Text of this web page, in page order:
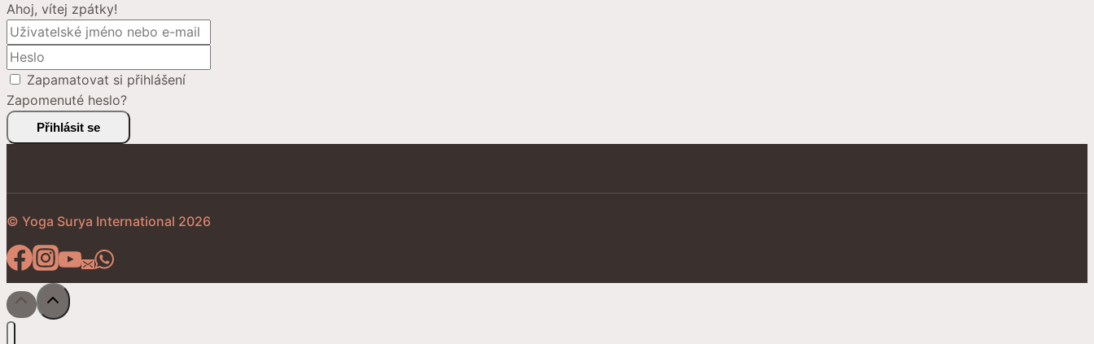
Ahoj, vítej zpátky!
Zapamatovat si přihlášení
Zapomenuté heslo?
Přihlásit se
© Yoga Surya International 2026